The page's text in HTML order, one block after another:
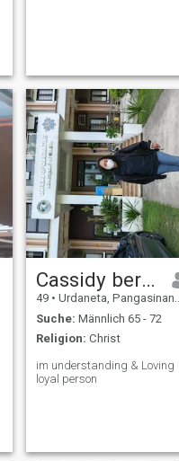
Cassidy bergado
49 • Urdaneta, Pangasinan, Philippinen
Suche: Männlich 65 - 72
Religion: Christ
im understanding & Loving
loyal person